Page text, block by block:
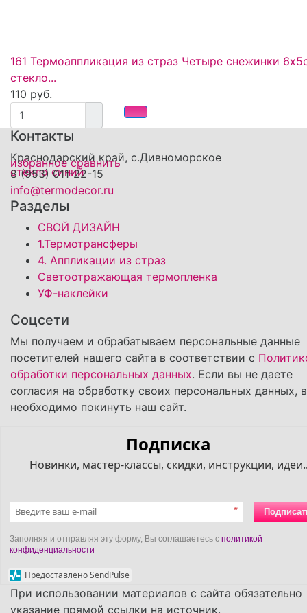
избранное сравнить
161 Термоаппликация из страз Четыре снежинки
стекло...
110 руб.
Контакты
Краснодарский край, с.Дивноморское
8 (953) 011-22-15
info@termodecor.ru
Разделы
СВОЙ ДИЗАЙН
1.Термотрансферы
4. Аппликации из страз
Светоотражающая термопленка
УФ-наклейки
Соцсети
Мы получаем и обрабатываем персональные данные
посетителей нашего сайта в соответствии с
обработки персональных данных. Если вы не даете
согласия на обработку своих персональных данных,
необходимо покинуть наш сайт.
Подписка
Новинки, мастер-классы, скидки, инструкции,
*
Заполняя и отправляя эту форму, Вы соглашаетесь с политикой
конфиденциальности
Предоставлено SendPulse
При использовании материалов с сайта обязательно
указание прямой ссылки на источник.